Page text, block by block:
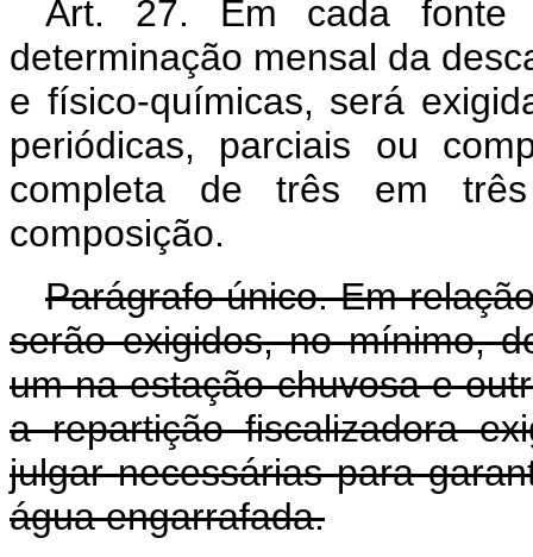
Art. 27. Em cada fonte
determinação mensal da
e físico-químicas, será
periódicas, parciais ou
completa de três em
composição.
Parágrafo único. Em
serão exigidos, no mínimo,
um na estação chuvosa e
a repartição fiscalizadora
julgar necessárias para
água engarrafada.